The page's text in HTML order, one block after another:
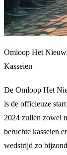
Omloop Het
Kasseien
De Omloop Het
is de officieuze
2024 zullen zowel
beruchte kasseien
wedstrijd zo